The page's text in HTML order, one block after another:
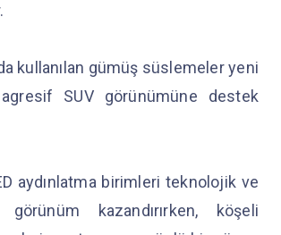
kullanılan gümüş süslemeler yeni
agresif SUV görünümüne destek
aydınlatma birimleri teknolojik ve
kazandırırken, köşeli